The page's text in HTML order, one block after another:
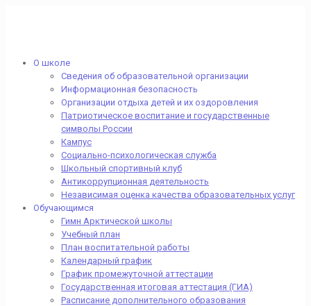
О школе
Сведения об образовательной организации
Информационная безопасность
Организации отдыха детей и их оздоровления
Патриотическое воспитание и государственные
символы России
Кампус
Социально-психологическая служба
Школьный спортивный клуб
Антикоррупционная деятельность
Независимая оценка качества образовательных услуг
Обучающимся
Гимн Арктической школы
Учебный план
План воспитательной работы
Календарный график
График промежуточной аттестации
Государственная итоговая аттестация (ГИА)
Расписание дополнительного образования